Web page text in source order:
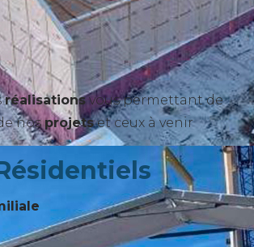
réalisationsvous permettant de
nosprojetset ceux à venir